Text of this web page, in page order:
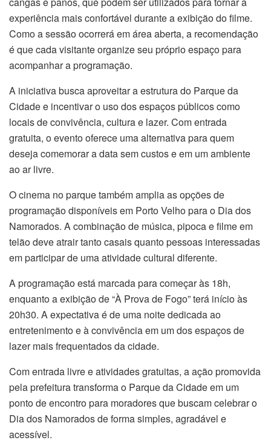
experiência mais confortável durante a exibição do filme.
Como a sessão ocorrerá em área aberta, a recomendação
é que cada visitante organize seu próprio espaço para
acompanhar a programação.
A iniciativa busca aproveitar a estrutura do Parque da
Cidade e incentivar o uso dos espaços públicos como
locais de convivência, cultura e lazer. Com entrada
gratuita, o evento oferece uma alternativa para quem
deseja comemorar a data sem custos e em um ambiente
ao ar livre.
O cinema no parque também amplia as opções de
programação disponíveis em Porto Velho para o Dia dos
Namorados. A combinação de música, pipoca e filme em
telão deve atrair tanto casais quanto pessoas interessadas
em participar de uma atividade cultural diferente.
A programação está marcada para começar às 18h,
enquanto a exibição de “À Prova de Fogo” terá início às
20h30. A expectativa é de uma noite dedicada ao
entretenimento e à convivência em um dos espaços de
lazer mais frequentados da cidade.
Com entrada livre e atividades gratuitas, a ação promovida
pela prefeitura transforma o Parque da Cidade em um
ponto de encontro para moradores que buscam celebrar o
Dia dos Namorados de forma simples, agradável e
acessível.